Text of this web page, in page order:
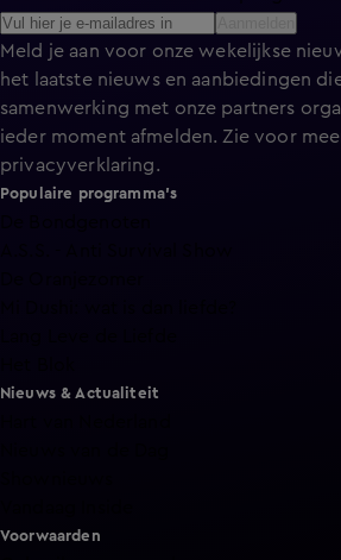
Meld je aan voor onze wekelijkse
het laatste nieuws en aanbiedingen
samenwerking met onze partners
ieder moment afmelden. Zie voor
privacyverklaring.
Populaire programma's
Nieuws & Actualiteit
Voorwaarden